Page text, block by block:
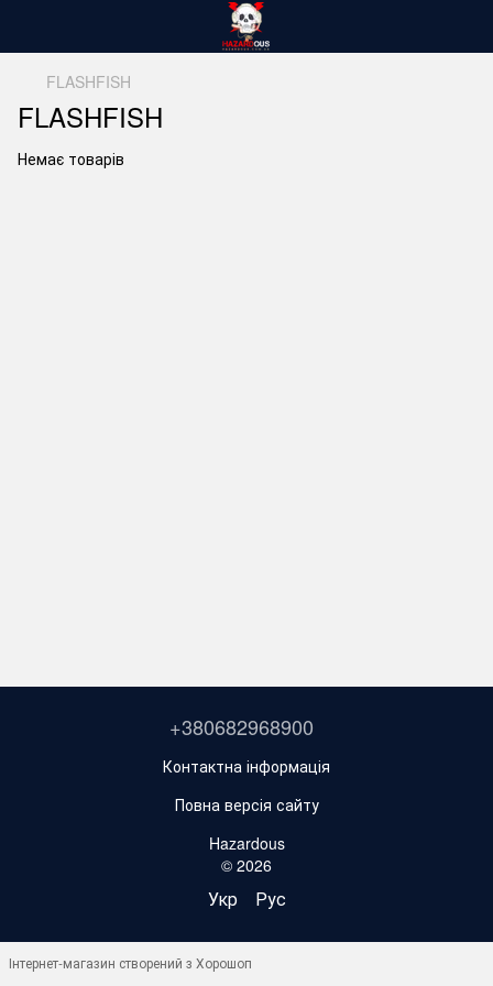
FLASHFISH
FLASHFISH
Немає товарів
+380682968900
Контактна інформація
Повна версія сайту
Hazardous
© 2026
Укр Рус
Інтернет-магазин створений з Хорошоп